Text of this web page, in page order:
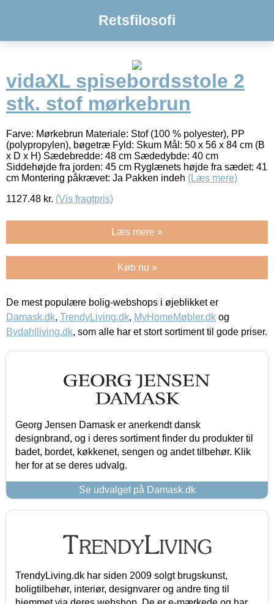
Retsfilosofi
vidaXL spisebordsstole 2
stk. stof mørkebrun
Farve: Mørkebrun Materiale: Stof (100 % polyester), PP
(polypropylen), bøgetræ Fyld: Skum Mål: 50 x 56 x 84 cm (B
x D x H) Sædebredde: 48 cm Sædedybde: 40 cm
Siddehøjde fra jorden: 45 cm Ryglænets højde fra sædet: 41
cm Montering påkrævet: Ja Pakken indeh (Læs mere)
1127.48 kr. (Vis fragtpris)
Læs mere »
Køb nu »
De mest populære bolig-webshops i øjeblikket er
Damask.dk, TrendyLiving.dk, MyHomeMøbler.dk og
Bydahlliving.dk, som alle har et stort sortiment til gode priser.
Georg Jensen Damask er anerkendt dansk
designbrand, og i deres sortiment finder du produkter til
badet, bordet, køkkenet, sengen og andet tilbehør. Klik
her for at se deres udvalg.
Se udvalget på Damask.dk
TrendyLiving.dk har siden 2009 solgt brugskunst,
boligtilbehør, interiør, designvarer og andre ting til